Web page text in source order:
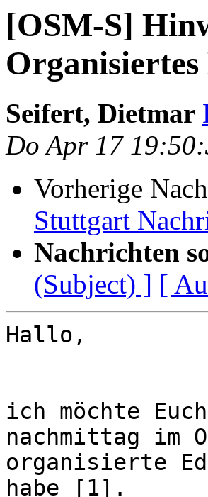
[OSM-S]
Seifert, Dietmar
Do Apr 17
Vorherige
Stuttgart
Nachrichten
(Subject) ] [
Hallo,
ich möchte
nachmittag im
organisierte
habe [1].